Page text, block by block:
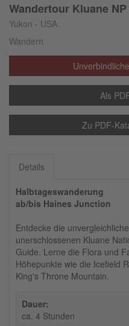
Wandertour Kluane NP
Yukon - USA
Wandern
Als
Zu PDF-
Details
Halbtageswanderung
ab/bis Haines Junction
Entdecke die
unerschlossenen Kluane
Guide. Lerne die Flora und
Höhepunkte wie die Icefield
King's Throne Mountain.
Dauer:
ca. 4 Stunden